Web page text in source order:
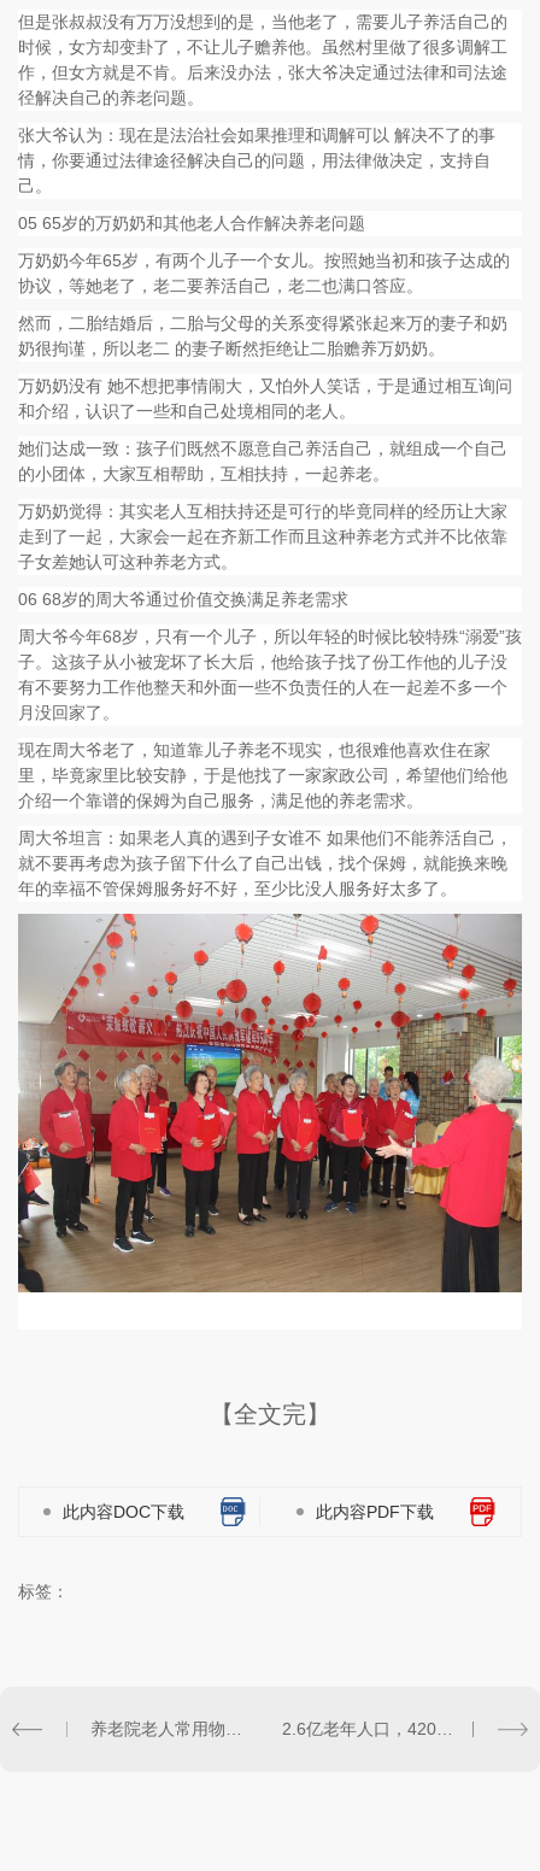
但是张叔叔没有万万没想到的是，当他老了，需要儿子养活自己的
时候，女方却变卦了，不让儿子赡养他。虽然村里做了很多调解工
作，但女方就是不肯。后来没办法，张大爷决定通过法律和司法途
径解决自己的养老问题。
张大爷认为：现在是法治社会如果推理和调解可以 解决不了的事
情，你要通过法律途径解决自己的问题，用法律做决定，支持自
己。
05 65岁的万奶奶和其他老人合作解决养老问题
万奶奶今年65岁，有两个儿子一个女儿。按照她当初和孩子达成的
协议，等她老了，老二要养活自己，老二也满口答应。
然而，二胎结婚后，二胎与父母的关系变得紧张起来万的妻子和奶
奶很拘谨，所以老二 的妻子断然拒绝让二胎赡养万奶奶。
万奶奶没有 她不想把事情闹大，又怕外人笑话，于是通过相互询问
和介绍，认识了一些和自己处境相同的老人。
她们达成一致：孩子们既然不愿意自己养活自己，就组成一个自己
的小团体，大家互相帮助，互相扶持，一起养老。
万奶奶觉得：其实老人互相扶持还是可行的毕竟同样的经历让大家
走到了一起，大家会一起在齐新工作而且这种养老方式并不比依靠
子女差她认可这种养老方式。
06 68岁的周大爷通过价值交换满足养老需求
周大爷今年68岁，只有一个儿子，所以年轻的时候比较特殊“溺爱”孩
子。这孩子从小被宠坏了长大后，他给孩子找了份工作他的儿子没
有不要努力工作他整天和外面一些不负责任的人在一起差不多一个
月没回家了。
现在周大爷老了，知道靠儿子养老不现实，也很难他喜欢住在家
里，毕竟家里比较安静，于是他找了一家家政公司，希望他们给他
介绍一个靠谱的保姆为自己服务，满足他的养老需求。
周大爷坦言：如果老人真的遇到子女谁不 如果他们不能养活自己，
就不要再考虑为孩子留下什么了自己出钱，找个保姆，就能换来晚
年的幸福不管保姆服务好不好，至少比没人服务好太多了。
【全文完】
此内容DOC下载 此内容PDF下载
标签：